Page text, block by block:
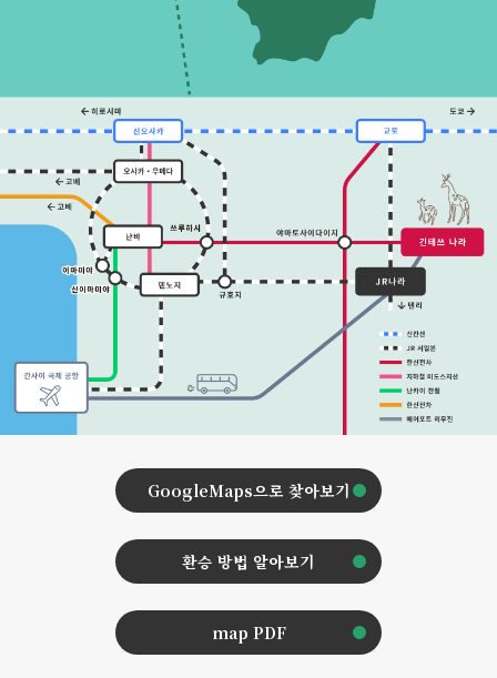
GoogleMaps으로 찾아보기
환승 방법 알아보기
map PDF